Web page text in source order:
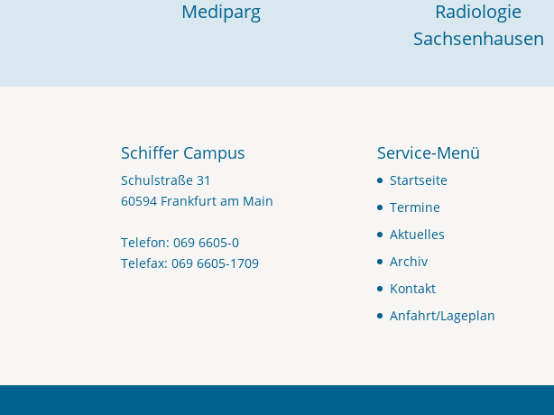
Mediparg
Radiologie
Sachsenhausen
Schiffer Campus
Schulstraße 31
60594 Frankfurt am Main
Telefon: 069 6605-0
Telefax: 069 6605-1709
Service-Menü
Startseite
Termine
Aktuelles
Archiv
Kontakt
Anfahrt/Lageplan